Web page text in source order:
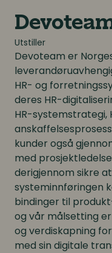
Digitale løsninger
Digitale løsninger i
Digitalisering
Digitale løsninger
Digitale løsninger i
Utstiller
Devoteam er
HR- og
deres HR-
HR-systemstrategi,
kunder også
med
derigjennom sikre
systeminnføringen
bindinger til
og vår målsetting
og verdiskapning
med sin digitale